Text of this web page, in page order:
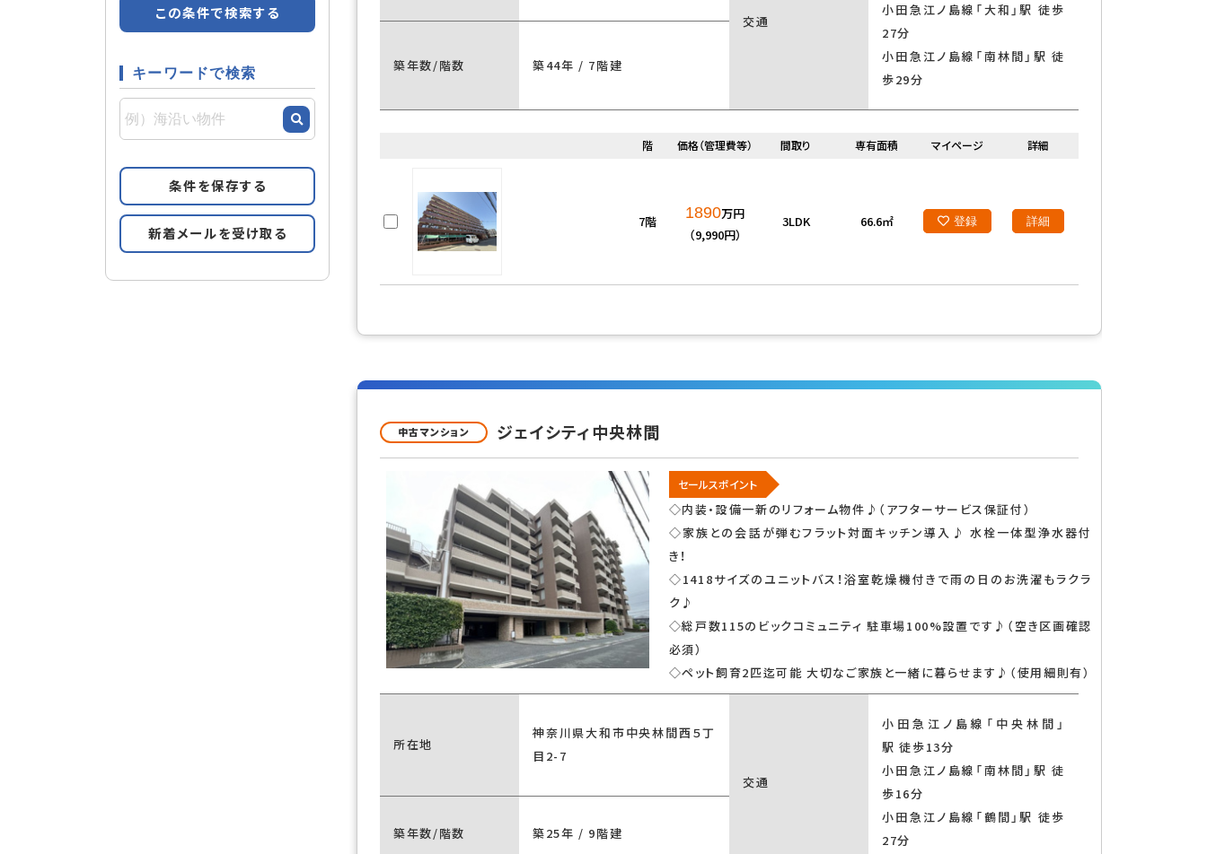
この条件で検索する
キーワードで検索
条件を保存する
新着メールを受け取る
交通
小田急江ノ島線「大和」駅 徒歩
27分
小田急江ノ島線「南林間」駅 徒
歩29分
築年数/階数 築44年 / 7階建
階 価格（管理費等） 間取り 専有面積 マイページ 詳細
7階 1890万円
（9,990円）
3LDK 66.6㎡ 登録 詳細
中古マンション ジェイシティ中央林間
セールスポイント
◇内装・設備一新のリフォーム物件♪（アフターサービス保証付）
◇家族との会話が弾むフラット対面キッチン導入♪ 水栓一体型浄水器付
き！
◇1418サイズのユニットバス！浴室乾燥機付きで雨の日のお洗濯もラクラ
ク♪
◇総戸数115のビックコミュニティ 駐車場100%設置です♪（空き区画確認
必須）
◇ペット飼育2匹迄可能 大切なご家族と一緒に暮らせます♪（使用細則有）
所在地
神奈川県大和市中央林間西５丁
目2-7
交通
小田急江ノ島線「中央林間」
駅 徒歩13分
小田急江ノ島線「南林間」駅 徒
歩16分
小田急江ノ島線「鶴間」駅 徒歩
27分
築年数/階数 築25年 / 9階建